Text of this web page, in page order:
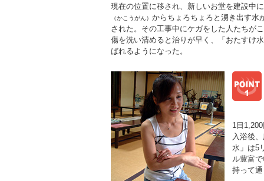
現在の位置に移され、新しいお堂を建設中
（かこうがん） からちょろちょろと湧き出す水
された。その工事中にケガをした人たちが
傷を洗い清めると治りが早く、「おたすけ
ばれるようになった。
1日
入浴後
水」は5
ル豊富
持って